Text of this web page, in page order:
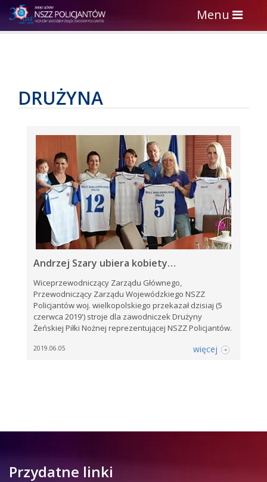
Toggle
navigation
Menu
DRUŻYNA
Andrzej Szary ubiera kobiety…
Wiceprzewodniczący Zarządu Głównego,
Przewodniczący Zarządu Wojewódzkiego NSZZ
Policjantów woj. wielkopolskiego przekazał dzisiaj (5
czerwca 2019') stroje dla zawodniczek Drużyny
Żeńskiej Piłki Nożnej reprezentującej NSZZ Policjantów.
2019.06.05 więcej
Przydatne linki